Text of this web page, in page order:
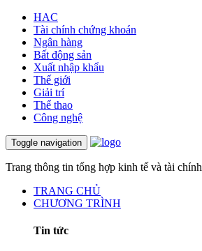
HAC
Tài chính chứng khoán
Ngân hàng
Bất động sản
Xuất nhập khẩu
Thế giới
Giải trí
Thể thao
Công nghệ
Toggle navigation
Trang thông tin tổng hợp kinh tế và tài chính
TRANG CHỦ
CHƯƠNG TRÌNH
Tin tức